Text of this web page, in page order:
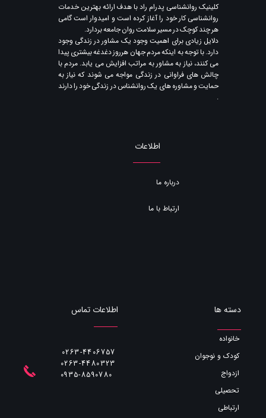
​کلینیک روانشناسی پدرام راد با هدف ارائه بهترین خدمات
روانشناسی کار خود را آغاز کرده است و امیدوار است گامی
هر چند کوچک در مسیر سلامت روان جامعه بردارد.
دلایل زیادی برای اهمیت وجود یک مشاور در زندگی وجود
دارد. با توجه به اینکه مردم جهان هرروز دغدغه بیشتری پیدا
می کنند​​​​​​​، نیاز به مشاور به مراتب افزایش می یابد. مردم با
چالش های فراوانی در زندگی مواجه می شوند که نیاز به
حمایت و مشاوره های یک روانشناس در زندگی خود را دارند​​​​​​​
.
خانواده
کودک و نوجوان
ازدواج
تحصیلی
ارتباطی
دسته ها
اطلاعات
اطلاعات تماس
0263-4406757
0263-4480323
درباره ما
ارتباط با ما